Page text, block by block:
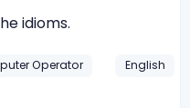
idioms.
Operator
English